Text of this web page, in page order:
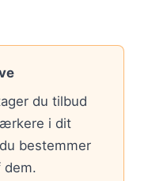
du tilbud
i dit
bestemmer
dem.